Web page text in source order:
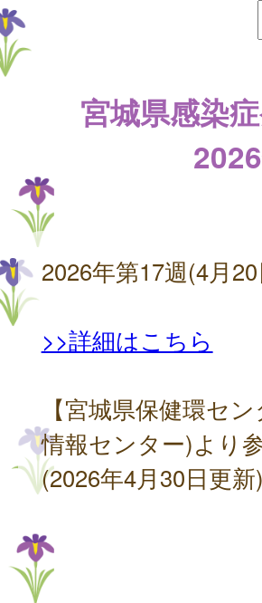
宮城県感染
2026年第17週(4月
>>詳細はこちら
【宮城県保健環セ
情報センター)より参
(2026年4月30日更新)